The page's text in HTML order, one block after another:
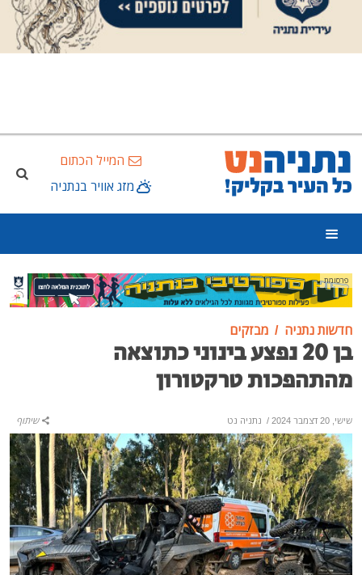
המייל הכתום
מזג אוויר בנתניה
פרסומת
חדשות נתניה מבזקים
בן 20 נפצע בינוני כתוצאה
מהתהפכות טרקטורון
שישי, 20 דצמבר 2024 / נתניה נט שיתוף